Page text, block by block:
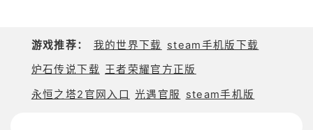
游戏推荐： 我的世界下载 steam手机版下载
炉石传说下载 王者荣耀官方正版
永恒之塔2官网入口 光遇官服 steam手机版